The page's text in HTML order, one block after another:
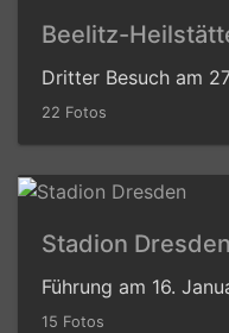
Beelitz-
Dritter Besuch am
22 Fotos
Stadion Dresden
Führung am 16.
15 Fotos